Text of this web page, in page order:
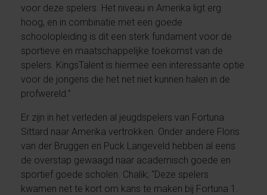
voor deze spelers. Het niveau in Amerika ligt erg
hoog, en in combinatie met een goede
schoolopleiding is dit een sterk fundament voor de
sportieve en maatschappelijke toekomst van de
spelers. KingsTalent is hiermee een interessante optie
voor de jongens die het net niet kunnen halen in de
profwereld.”
Er zijn in het verleden al jeugdspelers van Fortuna
Sittard naar Amerika vertrokken. Onder andere Floris
van der Bruggen en Puck Langeveld hebben al eens
de overstap gewaagd naar academisch goede en
sportief goede scholen. Chalik; “Deze spelers
kwamen net te kort om kans te maken bij Fortuna 1.